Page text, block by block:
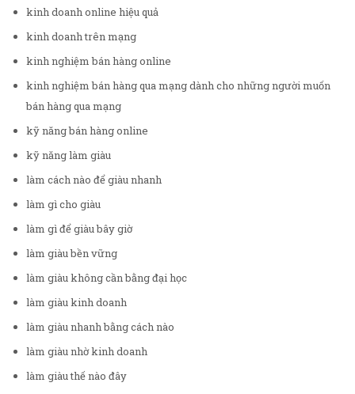
kinh doanh online hiệu quả
kinh doanh trên mạng
kinh nghiệm bán hàng online
kinh nghiệm bán hàng qua mạng dành cho những người muốn
bán hàng qua mạng
kỹ năng bán hàng online
kỹ năng làm giàu
làm cách nào để giàu nhanh
làm gì cho giàu
làm gì để giàu bây giờ
làm giàu bền vững
làm giàu không cần bằng đại học
làm giàu kinh doanh
làm giàu nhanh bằng cách nào
làm giàu nhờ kinh doanh
làm giàu thế nào đây